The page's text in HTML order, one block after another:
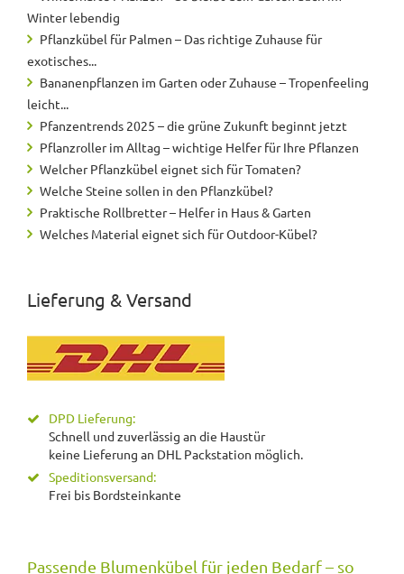
Winter lebendig
Pflanzkübel für Palmen – Das richtige Zuhause für
exotisches...
Bananenpflanzen im Garten oder Zuhause – Tropenfeeling
leicht...
Pfanzentrends 2025 – die grüne Zukunft beginnt jetzt
Pflanzroller im Alltag – wichtige Helfer für Ihre Pflanzen
Welcher Pflanzkübel eignet sich für Tomaten?
Welche Steine sollen in den Pflanzkübel?
Praktische Rollbretter – Helfer in Haus & Garten
Welches Material eignet sich für Outdoor-Kübel?
Lieferung & Versand
DPD Lieferung:
Schnell und zuverlässig an die Haustür
keine Lieferung an DHL Packstation möglich.
Speditionsversand:
Frei bis Bordsteinkante
Passende Blumenkübel für jeden Bedarf – so